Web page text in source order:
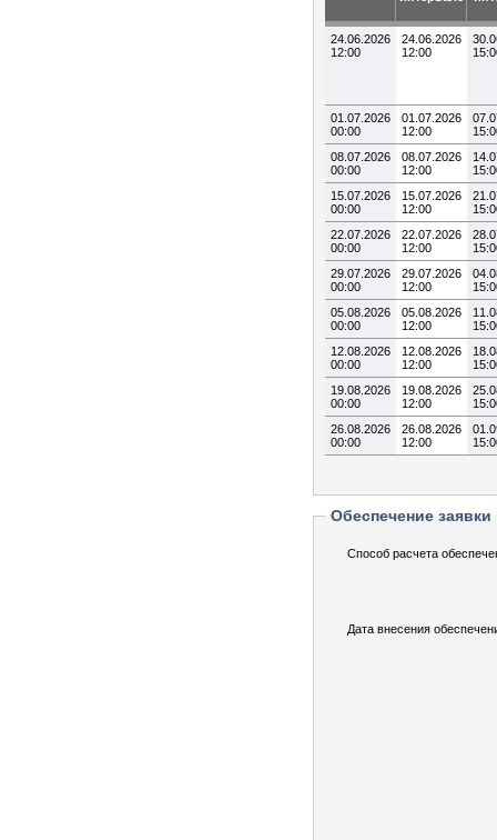
24.06.2026
12:00
24.06.2026
12:00
01.07.2026
00:00
01.07.2026
12:00
08.07.2026
00:00
08.07.2026
12:00
15.07.2026
00:00
15.07.2026
12:00
22.07.2026
00:00
22.07.2026
12:00
29.07.2026
00:00
29.07.2026
12:00
05.08.2026
00:00
05.08.2026
12:00
12.08.2026
00:00
12.08.2026
12:00
19.08.2026
00:00
19.08.2026
12:00
26.08.2026
00:00
26.08.2026
12:00
Обеспечение заявки
Способ расчета
Дата внесения